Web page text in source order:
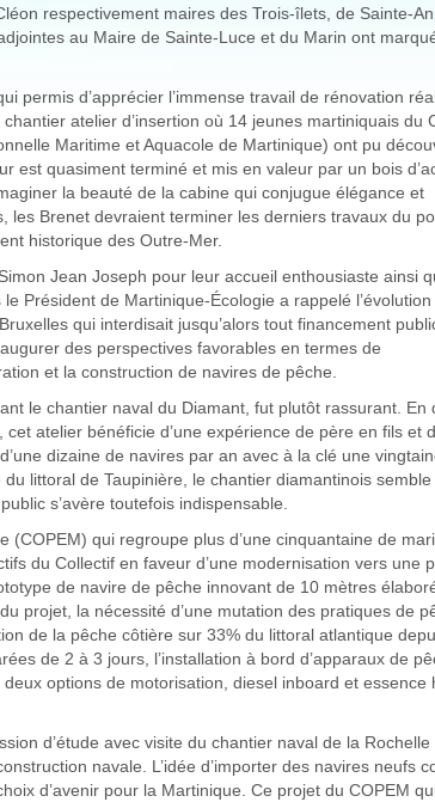
respectivement maires des Trois-îlets, de Sainte-
au Maire de Sainte-Luce et du Marin ont
permis d’apprécier l’immense travail de rénovation
atelier d’insertion où 14 jeunes martiniquais du
Maritime et Aquacole de Martinique) ont pu
est quasiment terminé et mis en valeur par un bois
la beauté de la cabine qui conjugue élégance et
les Brenet devraient terminer les derniers travaux du
historique des Outre-Mer.
Jean Joseph pour leur accueil enthousiaste ainsi
Président de Martinique-Écologie a rappelé l’évolution
qui interdisait jusqu’alors tout financement
des perspectives favorables en termes de
et la construction de navires de pêche.
le chantier naval du Diamant, fut plutôt rassurant. En
atelier bénéficie d’une expérience de père en fils et
dizaine de navires par an avec à la clé une
littoral de Taupinière, le chantier diamantinois semble
s’avère toutefois indispensable.
qui regroupe plus d’une cinquantaine de
du Collectif en faveur d’une modernisation vers une
de navire de pêche innovant de 10 mètres
projet, la nécessité d’une mutation des pratiques de
de la pêche côtière sur 33% du littoral atlantique
de 2 à 3 jours, l’installation à bord d’apparaux de
options de motorisation, diesel inboard et essence
d’étude avec visite du chantier naval de la Rochelle
navale. L’idée d’importer des navires neufs
d’avenir pour la Martinique. Ce projet du COPEM